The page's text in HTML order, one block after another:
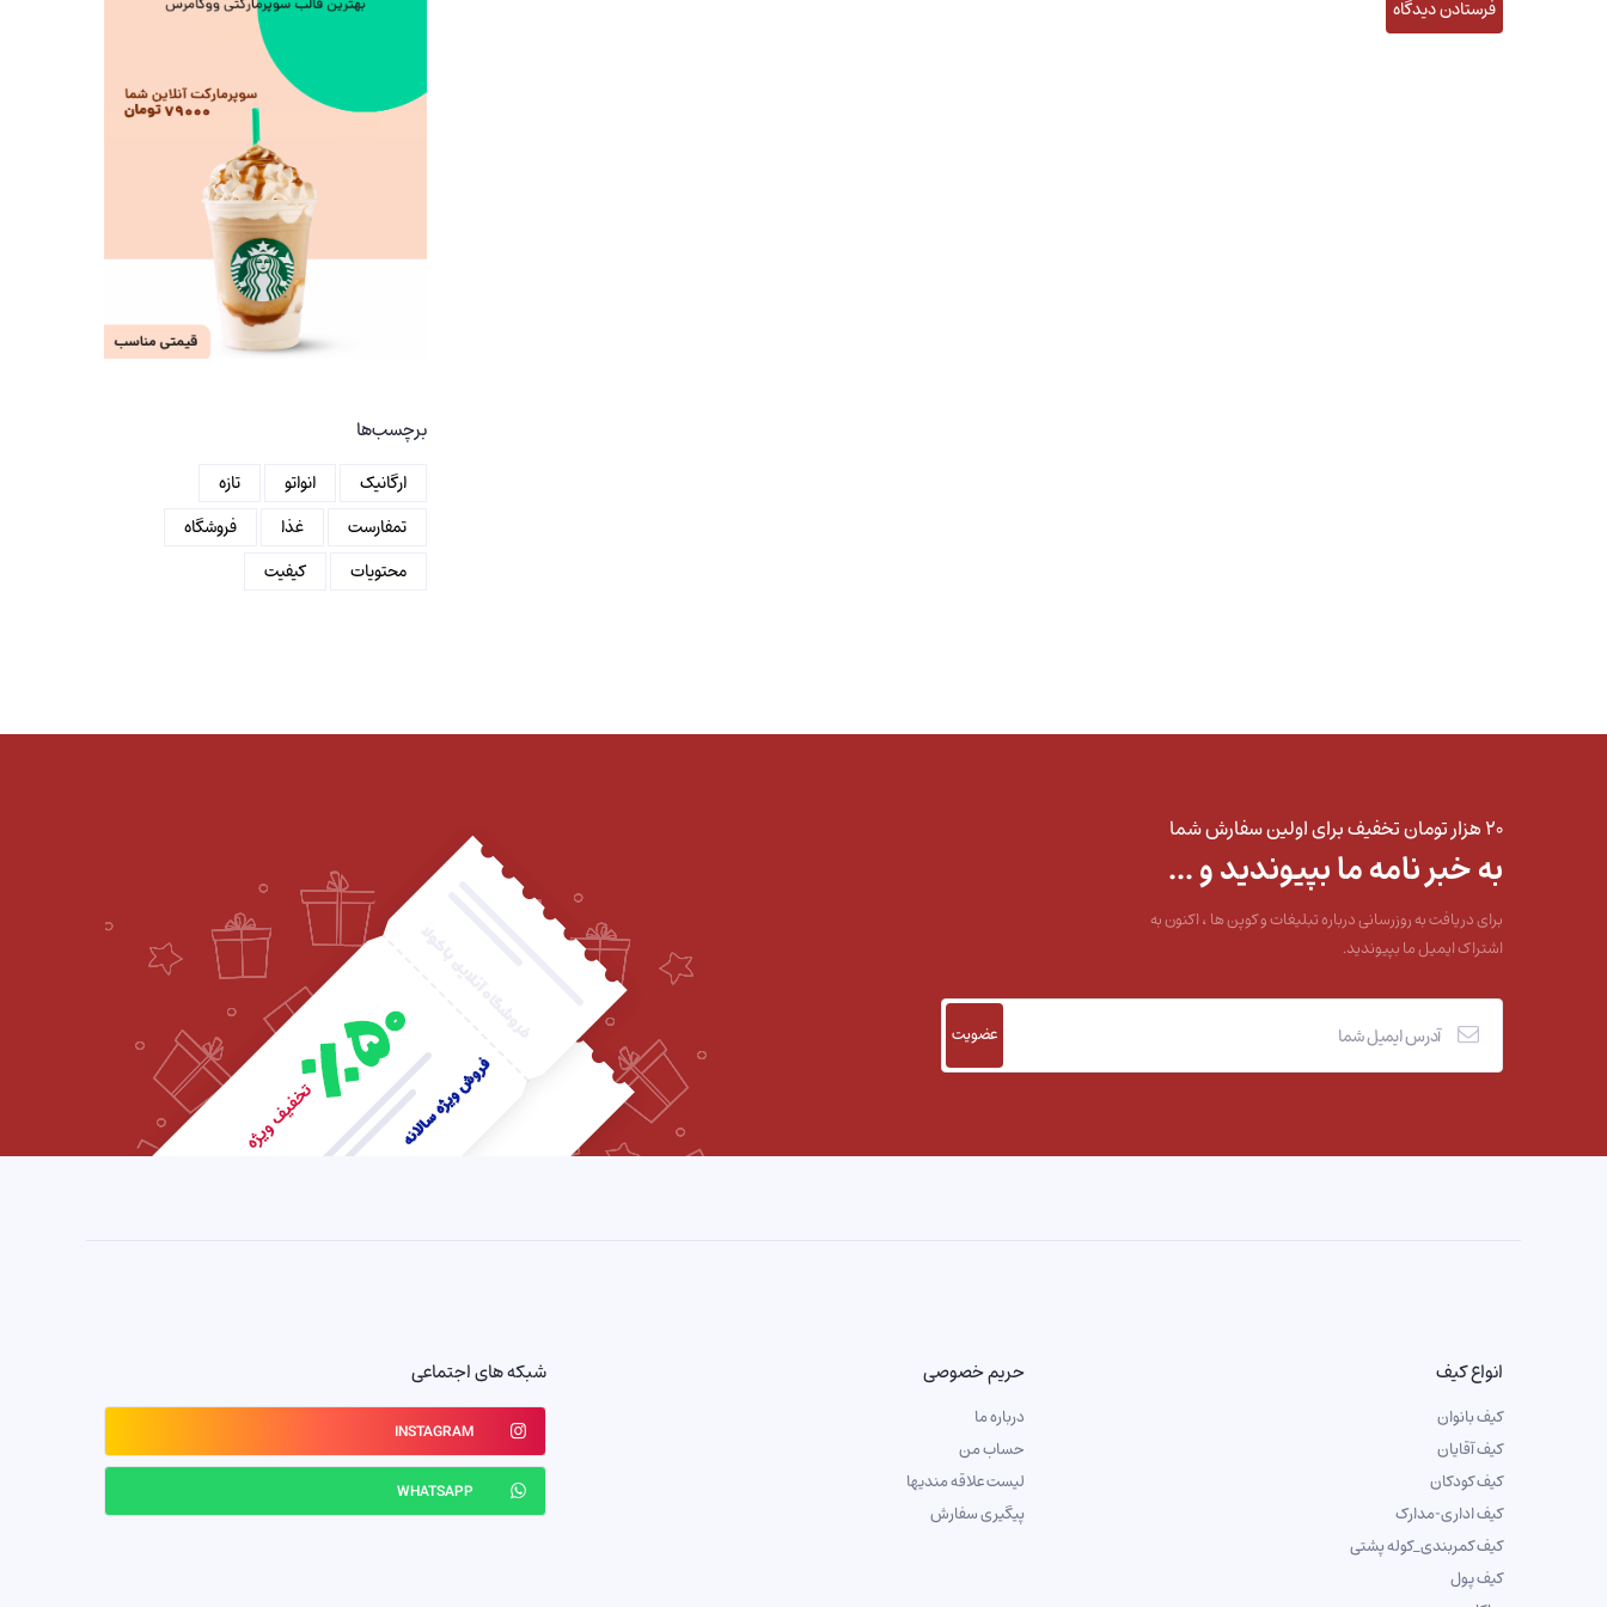
برچسب‌ها
ارگانیک انواتو
تازه
تمفارست
غذا
فروشگاه
محتویات
کیفیت
۲۰ هزار تومان تخفیف برای اولین سفارش شما
به خبر نامه ما بپیوندید و ...
برای دریافت به روزرسانی درباره تبلیغات و کوپن ها ، اکنون به
اشتراک ایمیل ما بپیوندید.
انواع کیف
کیف بانوان
کیف آقایان
کیف کودکان
کیف اداری-مدارک
کیف کمربندی_کوله پشتی
کیف پول
حریم خصوصی
درباره ما
حساب من
لیست علاقه مندیها
پیگیری سفارش
شبکه های اجتماعی
INSTAGRAM
WHATSAPP